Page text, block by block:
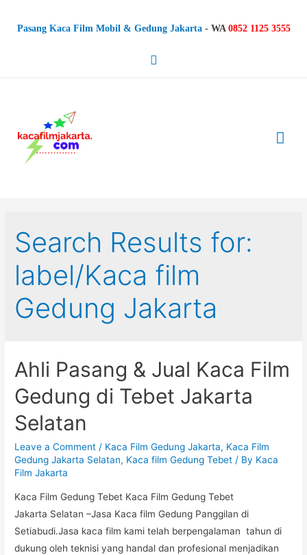
Pasang Kaca Film Mobil & Gedung Jakarta - WA 0852 1125 3555
Search
Search Results for:
label/Kaca film
Gedung Jakarta
Ahli Pasang & Jual Kaca Film
Gedung di Tebet Jakarta
Selatan
Leave a Comment / Kaca Film Gedung Jakarta, Kaca Film
Gedung Jakarta Selatan, Kaca film Gedung Tebet / By Kaca
Film Jakarta
Kaca Film Gedung Tebet Kaca Film Gedung Tebet
Jakarta Selatan –Jasa Kaca film Gedung Panggilan di
Setiabudi.Jasa kaca film kami telah berpengalaman tahun di
dukung oleh teknisi yang handal dan profesional menjadikan